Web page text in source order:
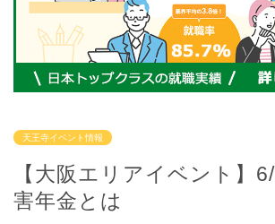
天王寺イベント情報
【大阪エリアイベント】
害年金とは